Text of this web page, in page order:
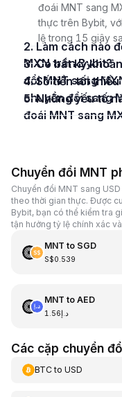
đoái MNT sang
thực trên Bybit,
lệ trong 15 giây
2. Làm cách nào để chuyển đổi MNT sang
MXN trên Bybit?
3. Có bất kỳ khoản phí nào cho việc chuyển
đổi MNT sang
4. Số tiền tối thiểu của MNT mà tôi có thể
chuyển đổi sang
5. Những yếu tố nào ảnh hưởng đến tỷ giá hối
đoái MNT sang
Chuyển đổi MNT
Chuyển đổi MNT sang
theo thời gian thực. Được
Bybit, bạn có thể kiểm tra
tận hưởng tỷ lệ chính xác
MNT to SGD
S$0.539
MNT to AED
د.إ1.56
Các cặp chuyển
BTCto USD